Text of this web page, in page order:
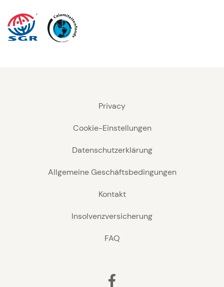
Privacy
Cookie-Einstellungen
Datenschutzerklärung
Allgemeine Geschäftsbedingungen
Kontakt
Insolvenzversicherung
FAQ